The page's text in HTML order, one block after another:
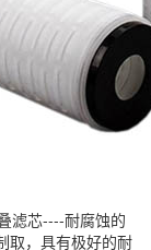
滤芯----耐腐蚀的
取，具有极好的耐